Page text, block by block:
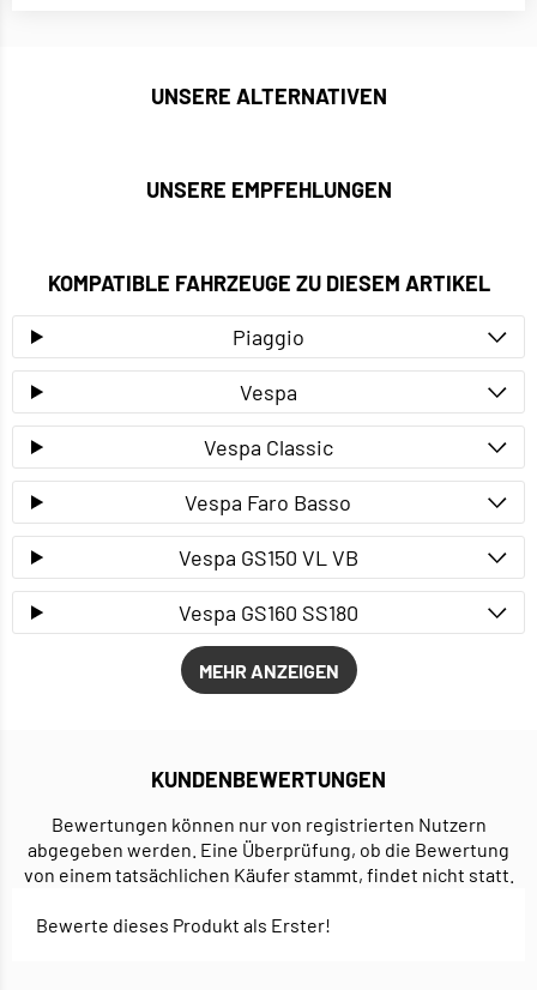
UNSERE ALTERNATIVEN
UNSERE EMPFEHLUNGEN
KOMPATIBLE FAHRZEUGE ZU DIESEM ARTIKEL
Piaggio
Vespa
Vespa Classic
Vespa Faro Basso
Vespa GS150 VL VB
Vespa GS160 SS180
MEHR ANZEIGEN
KUNDENBEWERTUNGEN
Bewertungen können nur von registrierten Nutzern
abgegeben werden. Eine Überprüfung, ob die Bewertung
von einem tatsächlichen Käufer stammt, findet nicht statt.
Bewerte dieses Produkt als Erster!